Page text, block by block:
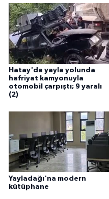
Hatay'da yayla yolunda
hafriyat kamyonuyla
otomobil çarpıştı; 9 yaralı
(2)
Yayladağı'na modern
kütüphane